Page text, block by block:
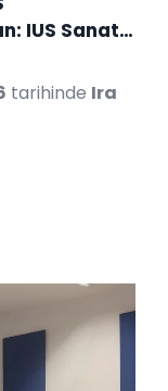
IUS Sanat
World of Ira
tarihinde Ira